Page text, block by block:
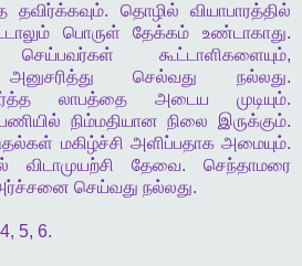
தவிர்க்கவும். தொழில்
வியாபாரத்தில்
பொருள் தேக்கம் உண்டாகாது.
செய்பவர்கள் கூட்டாளிகளையும்,
அனுசரித்து செல்வது நல்லது.
லாபத்தை அடைய முடியும்.
பணியில் நிம்மதியான நிலை இருக்கும்.
மகிழ்ச்சி அளிப்பதாக அமையும்.
விடாமுயற்சி தேவை. செந்தாமரை
செய்வது நல்லது.
5, 6.